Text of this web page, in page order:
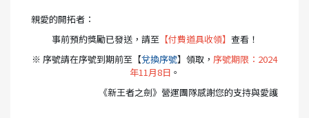
親愛的開拓者：
事前預約獎勵已發送，請至【付費道具收領】 查看！
※ 序號請在序號到期前至【兌換序號】領取， 序號期限：2024
年11月8日 。
《新王者之劍》營運團隊感謝您的支持與愛護